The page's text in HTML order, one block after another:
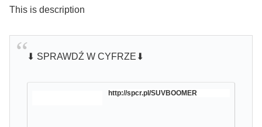
This is description
⬇ SPRAWDŹ W CYFRZE⬇
http://spcr.pl/SUVBOOMER